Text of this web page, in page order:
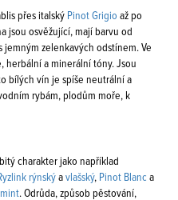
přes italský Pinot Grigio až po
jsou osvěžující, mají barvu od
zelenkavých odstínem. Ve
herbální a minerální tóny. Jsou
bílých vín je spíše neutrální a
rybám, plodům moře, k
charakter jako například
rýnský a vlašský, Pinot Blanc a
. Odrůda, způsob pěstování,